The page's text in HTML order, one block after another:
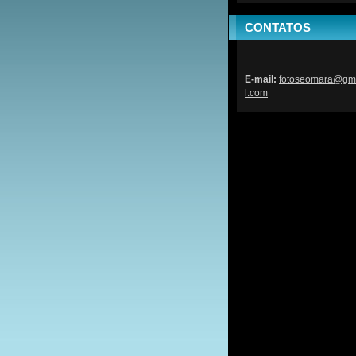
CONTATOS
E-mail: fotoseom
l.com